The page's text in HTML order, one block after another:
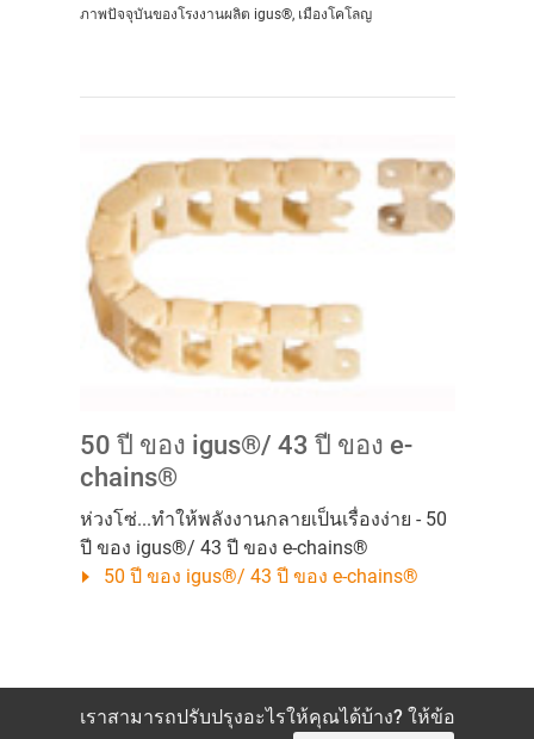
ภาพปัจจุบันของโรงงานผลิต igus®, เมืองโคโลญ
50 ปี ของ igus®/ 43 ปี ของ e-
chains®
ห่วงโซ่...ทำให้พลังงานกลายเป็นเรื่องง่าย - 50
ปี ของ igus®/ 43 ปี ของ e-chains®
50 ปี ของ igus®/ 43 ปี ของ e-chains®
เราสามารถปรับปรุงอะไรให้คุณได้บ้าง? ให้ข้อ